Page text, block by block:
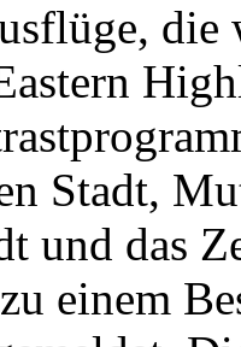
Stadt,
und das
einem